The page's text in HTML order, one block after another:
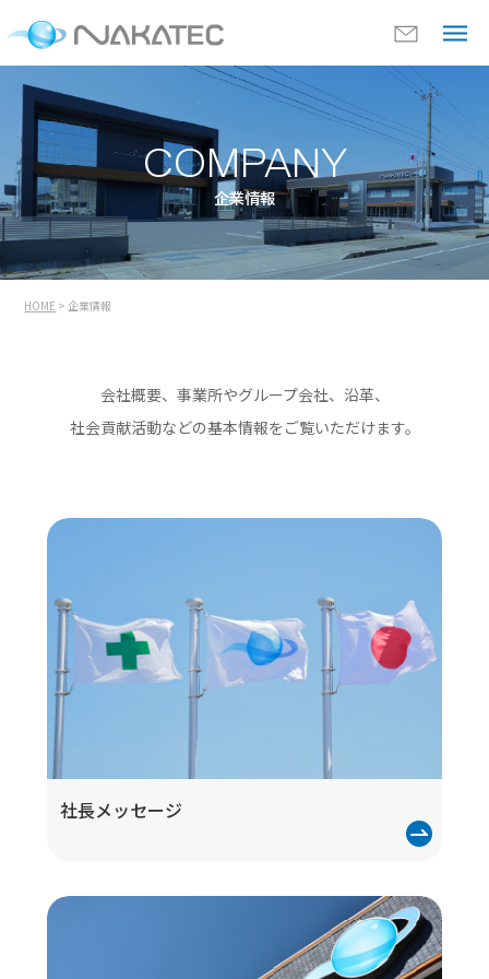
COMPANY
企業情報
HOME > 企業情報
会社概要、事業所やグループ会社、沿革、
社会貢献活動などの基本情報をご覧いただけます。
社長メッセージ